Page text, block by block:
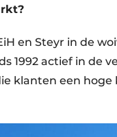
en Steyr in de
1992 actief in de
klanten een hoge